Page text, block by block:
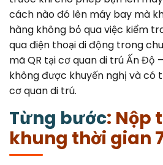
cách nào đó lên máy bay mà
hàng không bỏ qua việc kiểm
qua điện thoại di động trong
mã QR tại cơ quan di trú Ấn Độ
không được khuyến nghị và có
cơ quan di trú.
Từng bước: Nộp
khung thời gian